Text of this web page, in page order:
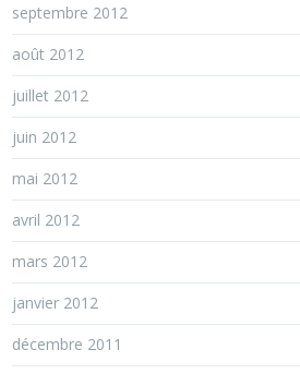
septembre 2012
août 2012
juillet 2012
juin 2012
mai 2012
avril 2012
mars 2012
janvier 2012
décembre 2011